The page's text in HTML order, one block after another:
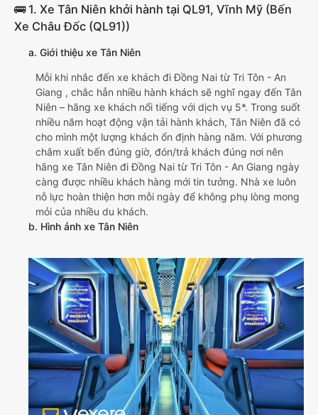
🚌 1. Xe Tân Niên khởi hành tại QL91, Vĩnh Mỹ (Bến
Xe Châu Đốc (QL91))
a. Giới thiệu xe Tân Niên
Mỗi khi nhắc đến xe khách đi Đồng Nai từ Tri Tôn - An
Giang , chắc hẳn nhiều hành khách sẽ nghĩ ngay đến Tân
Niên – hãng xe khách nổi tiếng với dịch vụ 5*. Trong suốt
nhiều năm hoạt động vận tải hành khách, Tân Niên đã có
cho mình một lượng khách ổn định hàng năm. Với phương
châm xuất bến đúng giờ, đón/trả khách đúng nơi nên
hãng xe Tân Niên đi Đồng Nai từ Tri Tôn - An Giang ngày
càng được nhiều khách hàng mới tin tưởng. Nhà xe luôn
nỗ lực hoàn thiện hơn mỗi ngày để không phụ lòng mong
mỏi của nhiều du khách.
b. Hình ảnh xe Tân Niên